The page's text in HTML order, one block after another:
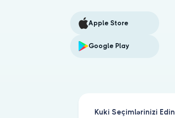
Kuki Seçimlərinizi Edin
Apple Store
Google Play